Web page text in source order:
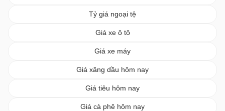
Tỷ giá ngoại tệ
Giá xe ô tô
Giá xe máy
Giá xăng dầu hôm nay
Giá tiêu hôm nay
Giá cà phê hôm nay